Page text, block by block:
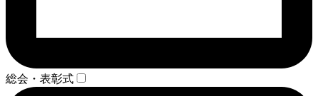
総会・表彰式